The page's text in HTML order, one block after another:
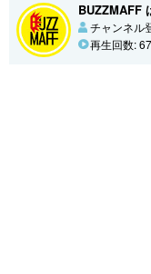
BUZZMAFF
チャンネル
再生回数: